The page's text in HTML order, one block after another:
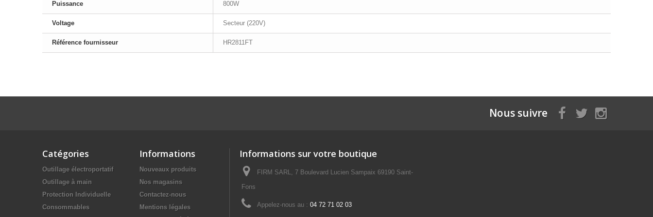
Puissance 800W
Voltage Secteur (220V)
Référence fournisseur HR2811FT
Nous suivre
Catégories
Outillage électroportatif
Outillage à main
Protection Individuelle
Consommables
Informations
Nouveaux produits
Nos magasins
Contactez-nous
Mentions légales
Informations sur votre boutique
FIRM SARL, 7 Boulevard Lucien Sampaix 69190 Saint-
Fons
Appelez-nous au : 04 72 71 02 03